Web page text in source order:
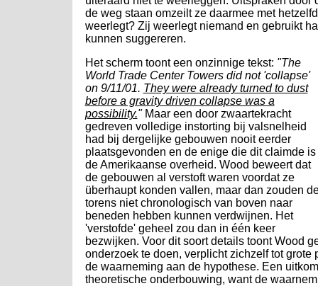
de weg staan omzeilt ze daarmee met
weerlegt? Zij weerlegt niemand en gebruikt
kunnen suggereren.
Het scherm toont een onzinnige tekst: "The
World Trade Center Towers did not 'collapse'
on 9/11/01. They were already turned to dust
before a gravity driven collapse was a
possibility."Maar een door zwaartekracht
gedreven volledige instorting bij valsnelheid
had bij dergelijke gebouwen nooit eerder
plaatsgevonden en de enige die dit claimde is
de Amerikaanse overheid. Wood beweert dat
de gebouwen al verstoft waren voordat ze
überhaupt konden vallen, maar dan zouden
torens niet chronologisch van boven naar
beneden hebben kunnen verdwijnen. Het
'verstofde' geheel zou dan in één keer
bezwijken. Voor dit soort details toont Wood
onderzoek te doen, verplicht zichzelf tot
de waarneming aan de hypothese. Een
theoretische onderbouwing, want de